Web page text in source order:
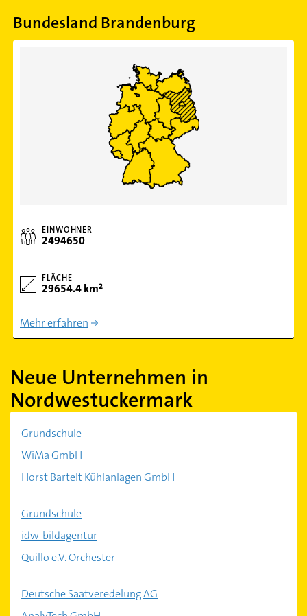
Bundesland Brandenburg
EINWOHNER
2494650
FLÄCHE
29654.4 km²
Mehr erfahren
Neue Unternehmen in
Nordwestuckermark
Grundschule
WiMa GmbH
Horst Bartelt Kühlanlagen GmbH
Grundschule
idw-bildagentur
Quillo e.V. Orchester
Deutsche Saatveredelung AG